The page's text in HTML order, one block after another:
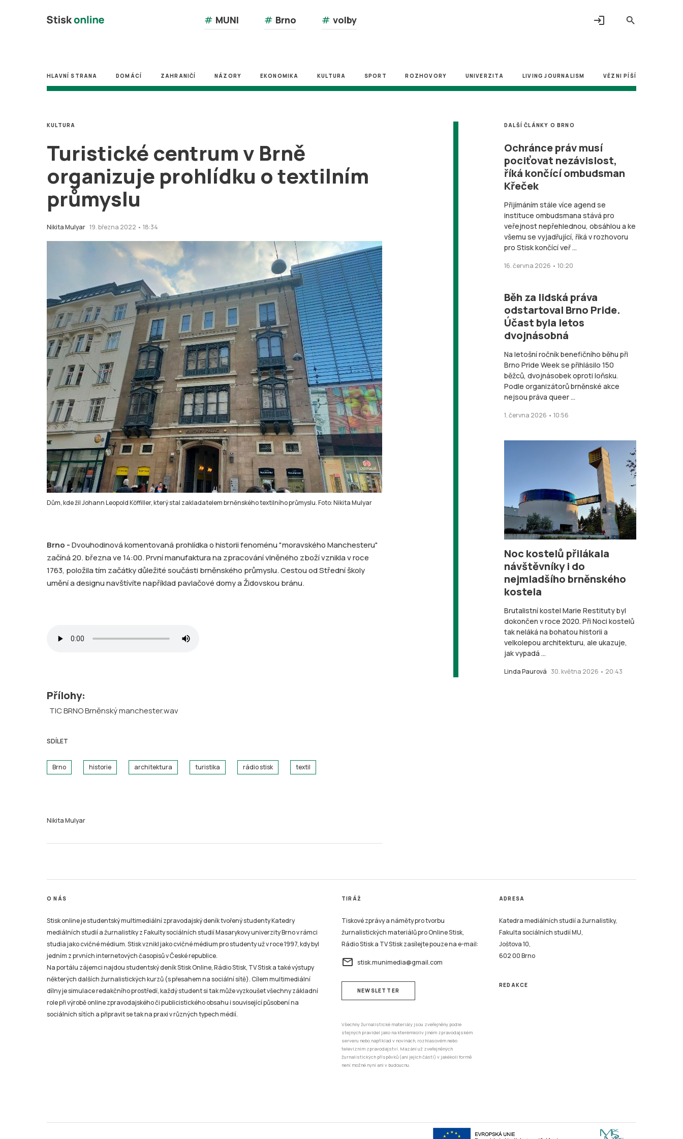
search
# MUNI # Brno # volby login
HLAVNÍ STRANA DOMÁCÍ ZAHRANIČÍ NÁZORY EKONOMIKA KULTURA SPORT ROZHOVORY UNIVERZITA LIVING JOURNALISM VĚZNI PÍŠÍ
Turistické centrum v Brně
organizuje prohlídku o textilním
průmyslu
Nikita Mulyar 19. března 2022 • 18:34
KULTURA
Dům, kde žil Johann Leopold Köffiller, který stal zakladatelem brněnského textilního průmyslu. Foto: Nikita Mulyar
Brno -Dvouhodinová komentovaná prohlídka o historii fenoménu "moravského Manchesteru"
začíná 20. března ve 14:00. První manufaktura na zpracování vlněného zboží vznikla v roce
1763, položila tím začátky důležité součásti brněnského průmyslu. Cestou od Střední školy
umění a designu navštívíte například pavlačové domy a Židovskou bránu.
Přílohy:
TIC BRNO Brněnský manchester.wav
SDÍLET
Brno historie architektura turistika rádio stisk textil
Nikita Mulyar
DALŠÍ ČLÁNKY O BRNO
Ochránce práv musí
pociťovat nezávislost,
říká končící ombudsman
Křeček
Přijímáním stále více agend se
instituce ombudsmana stává pro
veřejnost nepřehlednou, obsáhlou a ke
všemu se vyjadřující, říká v rozhovoru
pro Stisk končící veř ...
16. června 2026 • 10:20
Běh za lidská práva
odstartoval Brno Pride.
Účast byla letos
dvojnásobná
Na letošní ročník benefičního běhu při
Brno Pride Week se přihlásilo 150
běžců, dvojnásobek oproti loňsku.
Podle organizátorů brněnské akce
nejsou práva queer ...
1. června 2026 • 10:56
Noc kostelů přilákala
návštěvníky i do
nejmladšího brněnského
kostela
Brutalistní kostel Marie Restituty byl
dokončen v roce 2020. Při Noci kostelů
tak neláká na bohatou historii a
velkolepou architekturu, ale ukazuje,
jak vypadá ...
Linda Paurová 30. května 2026 • 20:43
O NÁS
Stisk online je studentský multimediální zpravodajský deník tvořený studenty Katedry
mediálních studií a žurnalistiky z Fakulty sociálních studií Masarykovy univerzity Brno v rámci
studia jako cvičné médium. Stisk vznikl jako cvičné médium pro studenty už v roce 1997, kdy byl
jedním z prvních internetových časopisů v České republice.
Na portálu zájemci najdou studentský deník Stisk Online, Rádio Stisk, TV Stisk a také výstupy
některých dalších žurnalistických kurzů (s přesahem na sociální sítě). Cílem multimediální
dílny je simulace redakčního prostředí, každý student si tak může vyzkoušet všechny základní
role při výrobě online zpravodajského či publicistického obsahu i související působení na
sociálních sítích a připravit se tak na praxi v různých typech médií.
TIRÁŽ
Tiskové zprávy a náměty pro tvorbu
žurnalistických materiálů pro Online Stisk,
Rádio Stisk a TV Stisk zasílejte pouze na e-mail:
email stisk.munimedia@gmail.com
NEWSLETTER
Všechny žurnalistické materiály jsou zveřejněny podle
stejných pravidel jako na kterémkoliv jiném zpravodajském
serveru nebo například v novinách, rozhlasovém nebo
televizním zpravodajství. Mazání už zveřejněných
žurnalistických příspěvků (ani jejich částí) v jakékoli formě
není možné nyní ani v budoucnu.
ADRESA
Katedra mediálních studií a žurnalistiky,
Fakulta sociálních studií MU,
Joštova 10,
602 00 Brno
REDAKCE